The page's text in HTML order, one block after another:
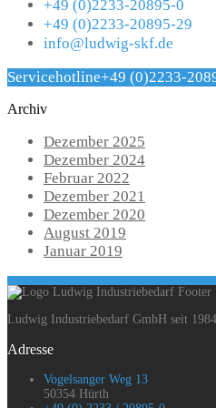
+49 (0)2233-20895-0
+49 (0)2233-20895-29
info@ludwig-skf.de
Servicehotline+49 (0)2233-
Archiv
Dezember 2025
Dezember 2024
Februar 2022
Dezember 2021
Dezember 2020
August 2019
Januar 2019
Ludwig Industriebedarf GmbH seit
Adresse
Vogelsanger Weg 13
50354 Hürth